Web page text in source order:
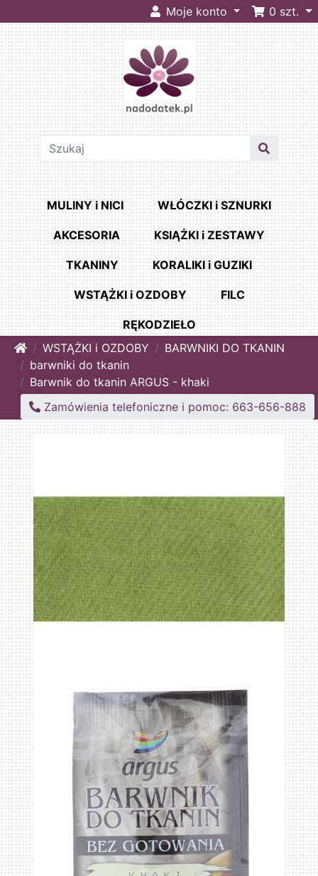
Moje konto 0 szt.
MULINY i NICI WŁÓCZKI i SZNURKI
AKCESORIA KSIĄŻKI i ZESTAWY
TKANINY KORALIKI i GUZIKI
WSTĄŻKI i OZDOBY FILC
RĘKODZIEŁO
HomeWSTĄŻKI i OZDOBY
BARWNIKI DO TKANIN
barwniki do tkanin
Barwnik do tkanin ARGUS - khaki
Zamówienia telefoniczne i pomoc: 663-656-888